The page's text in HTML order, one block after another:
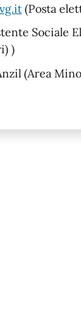
(Posta
Sociale
)
(Area